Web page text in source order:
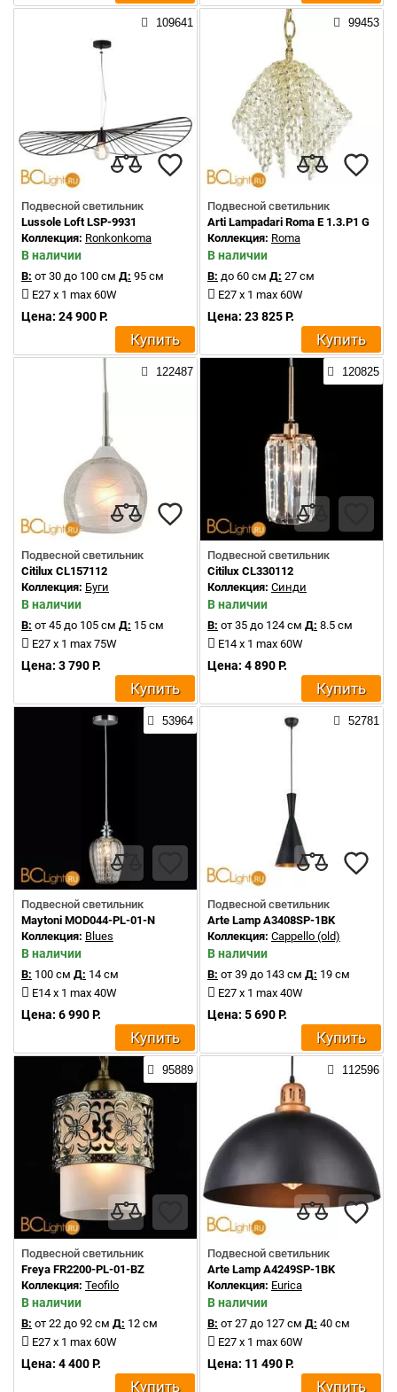
109641
Подвесной светильник
Lussole Loft LSP-9931
Коллекция: Ronkonkoma
В наличии
В: от 30 до 100 см Д: 95 см
E27 x 1 max 60W
Цена: 24 900 Р.
Купить
99453
Подвесной светильник
Arti Lampadari Roma E 1.3.P1 G
Коллекция: Roma
В наличии
В: до 60 см Д: 27 см
E27 x 1 max 60W
Цена: 23 825 Р.
Купить
122487
Подвесной светильник
Citilux CL157112
Коллекция: Буги
В наличии
В: от 45 до 105 см Д: 15 см
E27 x 1 max 75W
Цена: 3 790 Р.
Купить
120825
Подвесной светильник
Citilux CL330112
Коллекция: Синди
В наличии
В: от 35 до 124 см Д: 8.5 см
E14 x 1 max 60W
Цена: 4 890 Р.
Купить
53964
Подвесной светильник
Maytoni MOD044-PL-01-N
Коллекция: Blues
В наличии
В: 100 см Д: 14 см
E14 x 1 max 40W
Цена: 6 990 Р.
Купить
52781
Подвесной светильник
Arte Lamp A3408SP-1BK
Коллекция: Cappello (old)
В наличии
В: от 39 до 143 см Д: 19 см
E27 x 1 max 40W
Цена: 5 690 Р.
Купить
95889
Подвесной светильник
Freya FR2200-PL-01-BZ
Коллекция: Teofilo
В наличии
В: от 22 до 92 см Д: 12 см
E27 x 1 max 60W
Цена: 4 400 Р.
Купить
112596
Подвесной светильник
Arte Lamp A4249SP-1BK
Коллекция: Eurica
В наличии
В: от 27 до 127 см Д: 40 см
E27 x 1 max 60W
Цена: 11 490 Р.
Купить